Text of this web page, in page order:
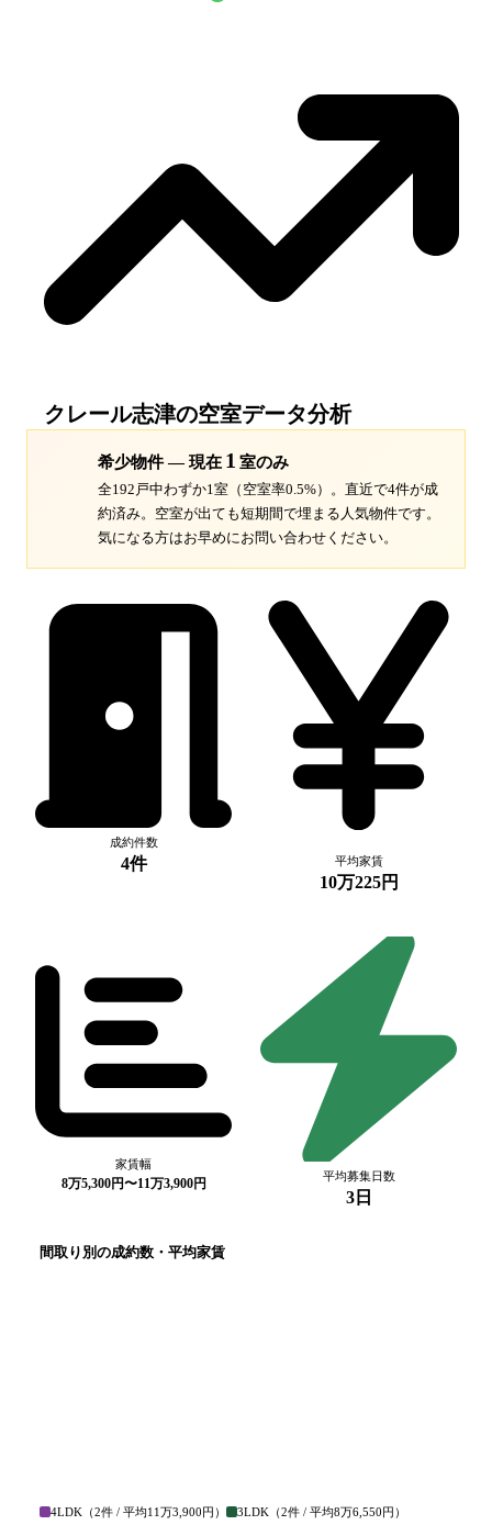
クレール志津の空室データ分析
希少物件 — 現在 1 室のみ
全192戸中わずか1室（空室率0.5%）。 直近で4件が成
約済み。空室が出ても短期間で埋まる人気物件です。
気になる方はお早めにお問い合わせください。
成約件数
4件 平均家賃
10万225円
家賃幅
8万5,300円〜11万3,900円
平均募集日数
3日
間取り別の成約数・平均家賃
4LDK （2件 / 平均11万3,900円） 3LDK （2件 / 平均8万6,550円）